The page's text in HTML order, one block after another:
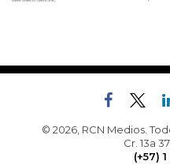
© 2026, RCN Medios.
Cr. 13a
(+57)